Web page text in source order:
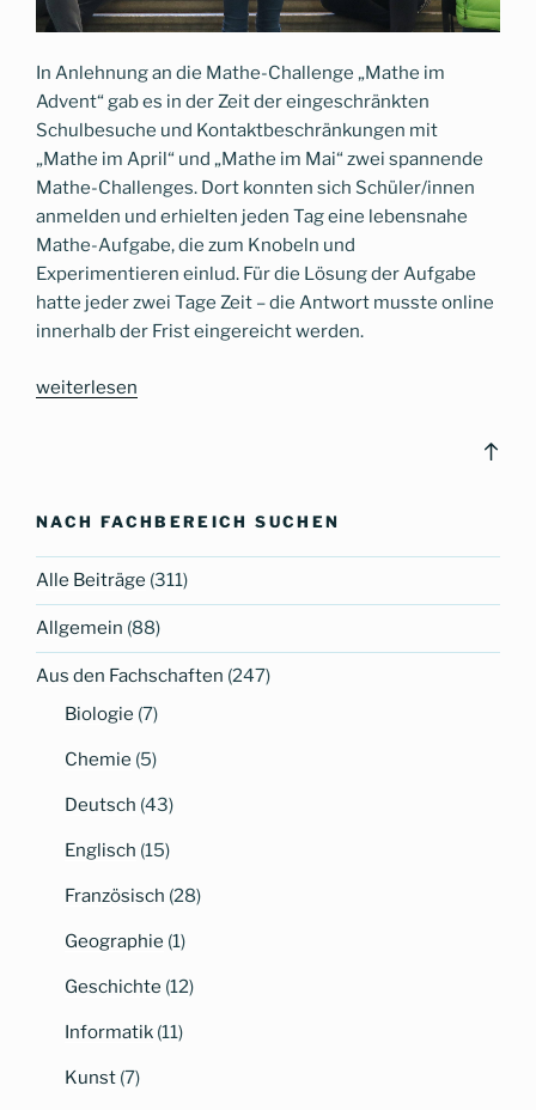
In Anlehnung an die Mathe-Challenge „Mathe im
Advent“ gab es in der Zeit der eingeschränkten
Schulbesuche und Kontaktbeschränkungen mit
„Mathe im April“ und „Mathe im Mai“ zwei spannende
Mathe-Challenges. Dort konnten sich Schüler/innen
anmelden und erhielten jeden Tag eine lebensnahe
Mathe-Aufgabe, die zum Knobeln und
Experimentieren einlud. Für die Lösung der Aufgabe
hatte jeder zwei Tage Zeit – die Antwort musste online
innerhalb der Frist eingereicht werden.
„Das
Mathe-
Challenges
im
April
und
Mai“
weiterlesen
NACH FACHBEREICH SUCHEN
Alle Beiträge (311)
Allgemein (88)
Aus den Fachschaften (247)
Biologie (7)
Chemie (5)
Deutsch (43)
Englisch (15)
Französisch (28)
Geographie (1)
Geschichte (12)
Informatik (11)
Kunst (7)